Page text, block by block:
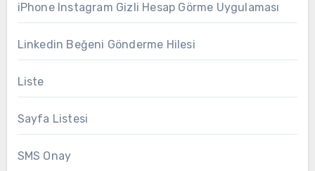
iPhone Instagram Gizli Hesap Görme Uygulaması
Linkedin Beğeni Gönderme Hilesi
Liste
Sayfa Listesi
SMS Onay